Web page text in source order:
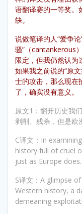
语翻译赛的一等奖。
缺。
说做笔译的人“爱争
骚”（cantankerous
限定，但我仍然认为
如果我之前说的“原
士的攻击，那么现在
了，确实没有意义。
原文1：翻开历史我
剥削、残杀，但是欧
C译文：In
history full of cruel
just as Europe does.
S译文：A glimpse
Western history, a
demeaning